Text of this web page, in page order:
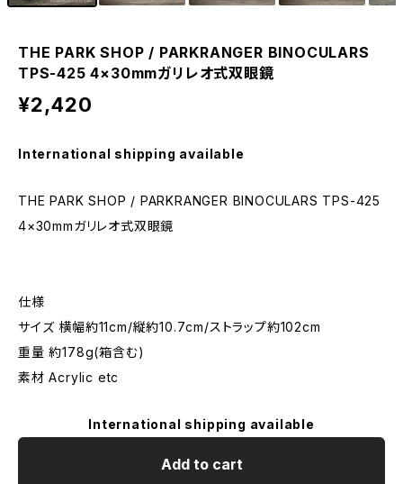
THE PARK SHOP / PARKRANGER BINOCULARS
TPS-425 4×30mmガリレオ式双眼鏡
¥2,420
International shipping available
THE PARK SHOP / PARKRANGER BINOCULARS TPS-425
4×30mmガリレオ式双眼鏡
仕様
サイズ 横幅約11cm/縦約10.7cm/ストラップ約102cm
重量 約178g(箱含む)
素材 Acrylic etc
International shipping available
Add to cart